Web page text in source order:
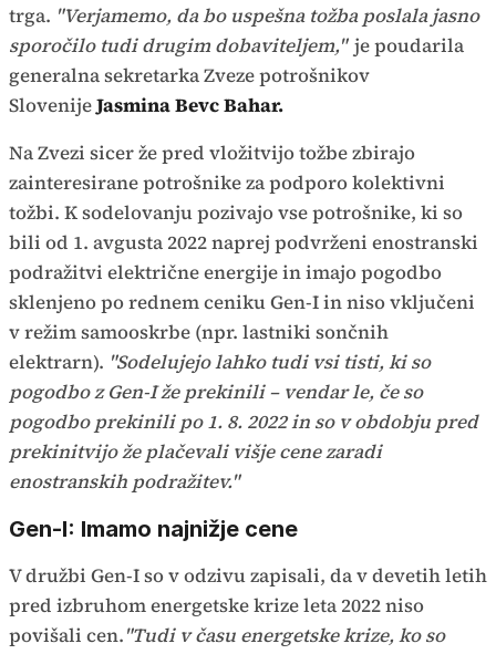
trga. "Verjamemo, da bo uspešna tožba poslala jasno
sporočilo tudi drugim dobaviteljem," je poudarila
generalna sekretarka Zveze potrošnikov
SlovenijeJasmina Bevc Bahar.
Na Zvezi sicer že pred vložitvijo tožbe zbirajo
zainteresirane potrošnike za podporo kolektivni
tožbi. K sodelovanju pozivajo vse potrošnike, ki so
bili od 1. avgusta 2022 naprej podvrženi enostranski
podražitvi električne energije in imajo pogodbo
sklenjeno po rednem ceniku Gen-I in niso vključeni
v režim samooskrbe (npr. lastniki sončnih
elektrarn). "Sodelujejo lahko tudi vsi tisti, ki so
pogodbo z Gen-I že prekinili – vendar le, če so
pogodbo prekinili po 1. 8. 2022 in so v obdobju pred
prekinitvijo že plačevali višje cene zaradi
enostranskih podražitev."
Gen-I: Imamo najnižje cene
V družbi Gen-I so v odzivu zapisali, da v devetih letih
pred izbruhom energetske krize leta 2022 niso
povišali cen."Tudi v času energetske krize, ko so